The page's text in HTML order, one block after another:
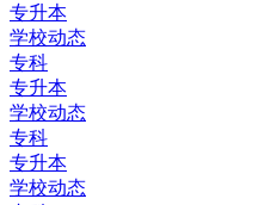
专升本
学校动态
专科
专升本
学校动态
专科
专升本
学校动态